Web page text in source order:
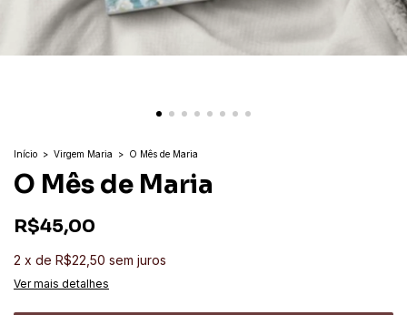
Início > Virgem Maria > O Mês de Maria
O Mês de Maria
R$45,00
2 x de R$22,50 sem juros
Ver mais detalhes